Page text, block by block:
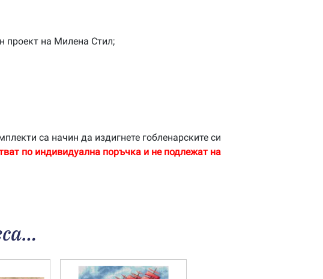
проект на Милена Стил;
са начин да издигнете гобленарските си
по индивидуална поръчка и не подлежат на